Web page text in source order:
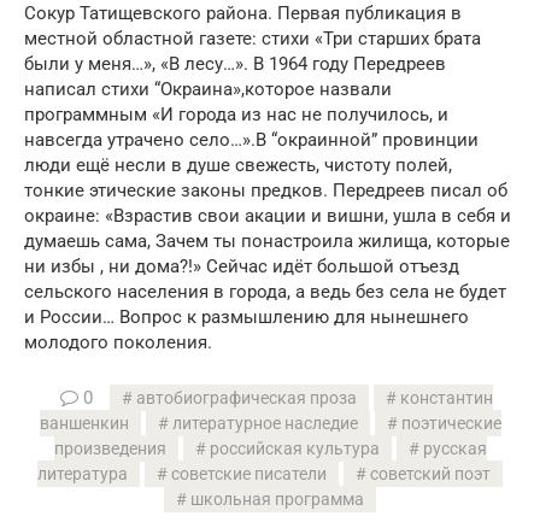
Сокур Татищевского района. Первая публикация в
местной областной газете: стихи «Три старших брата
были у меня…», «В лесу…». В 1964 году Передреев
написал стихи “Окраина»,которое назвали
программным «И города из нас не получилось, и
навсегда утрачено село…».В “окраинной” провинции
люди ещё несли в душе свежесть, чистоту полей,
тонкие этические законы предков. Передреев писал об
окраине: «Взрастив свои акации и вишни, ушла в себя и
думаешь сама, Зачем ты понастроила жилища, которые
ни избы , ни дома?!» Сейчас идёт большой отъезд
сельского населения в города, а ведь без села не будет
и России… Вопрос к размышлению для нынешнего
молодого поколения.
0 автобиографическая проза
константин
ваншенкин
литературное наследие
поэтические
произведения
российская культура
русская
литература
советские писатели
советский поэт
школьная программа